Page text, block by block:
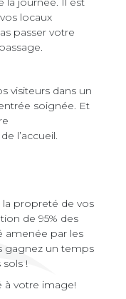
locaux
passer votre
visiteurs dans un
soignée. Et
l’accueil.
la propreté de vos
de 95% des
amenée par les
gagnez un temps
!
à votre image!